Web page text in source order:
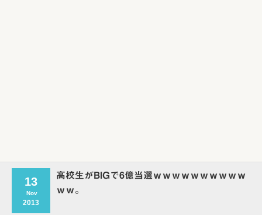
13
Nov
2013
高校生がBIGで6億当選ｗｗｗｗｗｗｗｗｗｗ
ｗｗ。